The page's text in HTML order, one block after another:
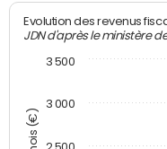
Evolution des revenus
JDN d'après le ministère
3 000
3 500